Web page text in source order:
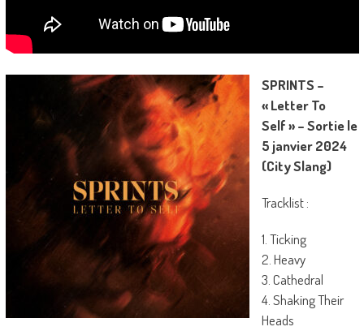
SPRINTS –
« Letter To
Self » – Sortie le
5 janvier 2024
(City Slang)
Tracklist :
1. Ticking
2. Heavy
3. Cathedral
4. Shaking Their
Heads